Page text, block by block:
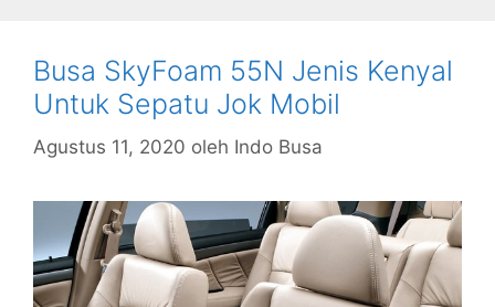
Busa SkyFoam 55N Jenis Kenyal
Untuk Sepatu Jok Mobil
Agustus 11, 2020 oleh Indo Busa